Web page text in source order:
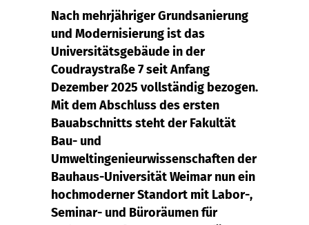
Nach mehrjähriger Grundsanierung
und Modernisierung ist das
Universitätsgebäude in der
Coudraystraße 7 seit Anfang
Dezember 2025 vollständig bezogen.
Mit dem Abschluss des ersten
Bauabschnitts steht der Fakultät
Bau- und
Umweltingenieurwissenschaften der
Bauhaus-Universität Weimar nun ein
hochmoderner Standort mit Labor-,
Seminar- und Büroräumen für